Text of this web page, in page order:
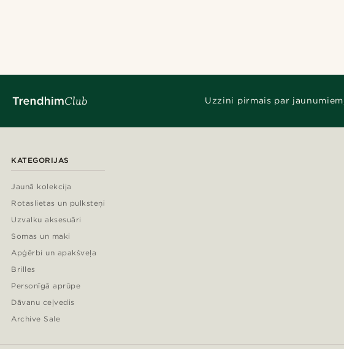
Uzzini pirmais par
KATEGORIJAS
Jaunā kolekcija
Rotaslietas un pulksteņi
Uzvalku aksesuāri
Somas un maki
Apģērbi un apakšveļa
Brilles
Personīgā aprūpe
Dāvanu ceļvedis
Archive Sale